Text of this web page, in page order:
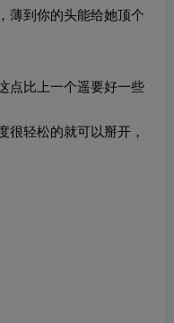
薄到你的头能给她顶个
点比上一个遥要好一些
很轻松的就可以掰开，